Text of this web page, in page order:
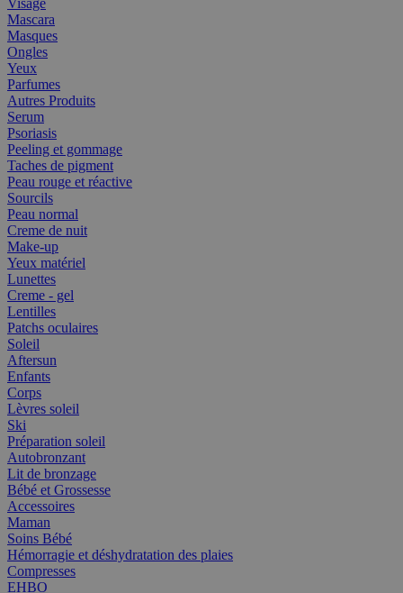
Visage
Mascara
Masques
Ongles
Yeux
Parfumes
Autres Produits
Serum
Psoriasis
Peeling et gommage
Taches de pigment
Peau rouge et réactive
Sourcils
Peau normal
Creme de nuit
Make-up
Yeux matériel
Lunettes
Creme - gel
Lentilles
Patchs oculaires
Soleil
Aftersun
Enfants
Corps
Lèvres soleil
Ski
Préparation soleil
Autobronzant
Lit de bronzage
Bébé et Grossesse
Accessoires
Maman
Soins Bébé
Hémorragie et déshydratation des plaies
Compresses
EHBO